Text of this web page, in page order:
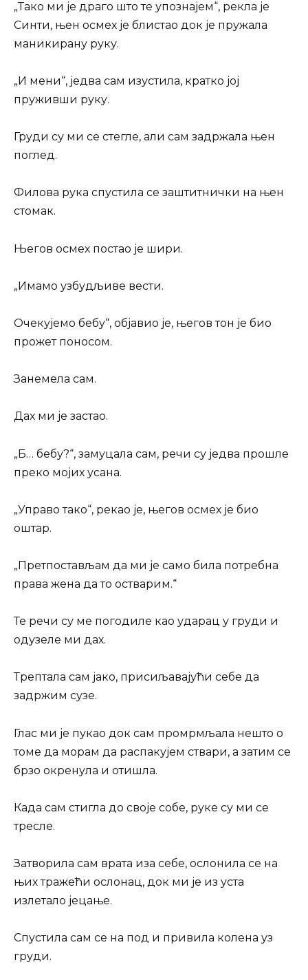
„Тако ми је драго што те упознајем“, рекла је
Синти, њен осмех је блистао док је пружала
маникирану руку.
„И мени“, једва сам изустила, кратко јој
пруживши руку.
Груди су ми се стегле, али сам задржала њен
поглед.
Филова рука спустила се заштитнички на њен
стомак.
Његов осмех постао је шири.
„Имамо узбудљиве вести.
Очекујемо бебу“, објавио је, његов тон је био
прожет поносом.
Занемела сам.
Дах ми је застао.
„Б… бебу?“, замуцала сам, речи су једва прошле
преко мојих усана.
„Управо тако“, рекао је, његов осмех је био
оштар.
„Претпостављам да ми је само била потребна
права жена да то остварим.“
Те речи су ме погодиле као ударац у груди и
одузеле ми дах.
Трептала сам јако, присиљавајући себе да
задржим сузе.
Глас ми је пукао док сам промрмљала нешто о
томе да морам да распакујем ствари, а затим се
брзо окренула и отишла.
Када сам стигла до своје собе, руке су ми се
тресле.
Затворила сам врата иза себе, ослонила се на
њих тражећи ослонац, док ми је из уста
излетало јецање.
Спустила сам се на под и привила колена уз
груди.